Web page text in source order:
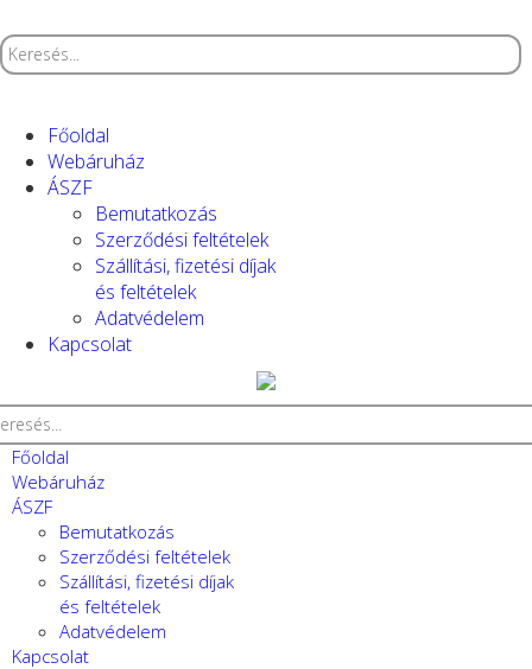
Főoldal
Webáruház
ÁSZF
Bemutatkozás
Szerződési feltételek
Szállítási, fizetési díjak
és feltételek
Adatvédelem
Kapcsolat
Főoldal
Webáruház
ÁSZF
Bemutatkozás
Szerződési feltételek
Szállítási, fizetési díjak
és feltételek
Adatvédelem
Kapcsolat